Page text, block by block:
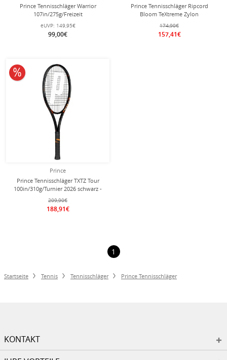
Prince Tennisschläger Warrior
107in/275g/Freizeit
blaugrau/bronzebraun - besaitet -
eUVP: 149,95€
99,00€
Prince Tennisschläger Ripcord
Bloom TeXtreme Zylon
100in/280g/Turnier 2026 korallrot -
unbesaitet -
174,90€
157,41€
Prince
Prince Tennisschläger TXTZ Tour
100in/310g/Turnier 2026 schwarz -
unbesaitet -
209,90€
188,91€
10% reduziert
1
Startseite Tennis Tennisschläger Prince Tennisschläger
KONTAKT